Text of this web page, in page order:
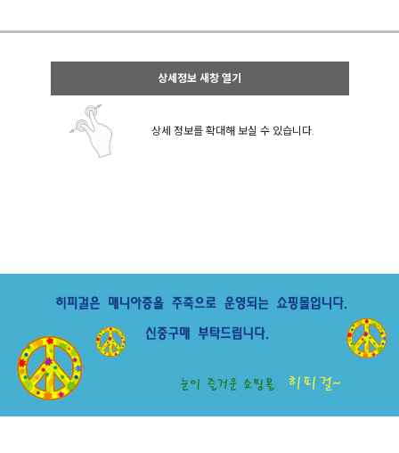
상세정보 새창 열기
상세 정보를 확대해 보실 수 있습니다.